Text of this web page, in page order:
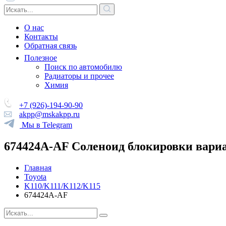
О нас
Контакты
Обратная связь
Полезное
Поиск по автомобилю
Радиаторы и прочее
Химия
+7 (926)-194-90-90
akpp@mskakpp.ru
Мы в Telegram
674424A-AF Соленоид блокировки
Главная
Toyota
K110/K111/K112/K115
674424A-AF